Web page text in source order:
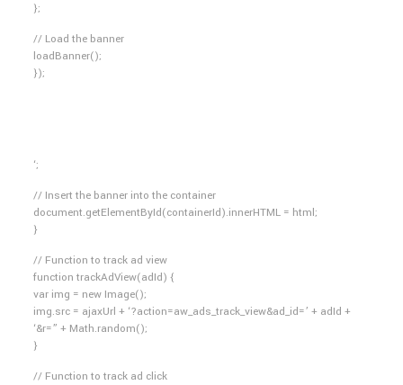
};
// Load the banner
loadBanner();
});
‘;
// Insert the banner into the container
document.getElementById(containerId).innerHTML = html;
}
// Function to track ad view
function trackAdView(adId) {
var img = new Image();
img.src = ajaxUrl + ‘?action=aw_ads_track_view&ad_id=’ + adId +
‘&r=” + Math.random();
}
// Function to track ad click